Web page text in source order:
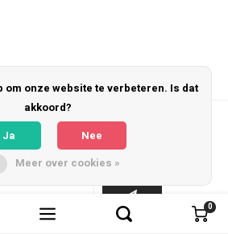
0
Nieuwsbrief
nieuws en aanbiedingen via email
0
om onze website te verbeteren. Is dat
akkoord?
Ja
Nee
Meer over cookies »